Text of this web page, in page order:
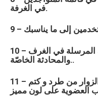
في الغرفة.
10 – تغيير لون خلفية الرسائل النصية المرسلة في الغرف
والمحادثة الخاصّة..
11 – عضوية أشراف تتضمن مراقبة الزوار من طرد و كتم